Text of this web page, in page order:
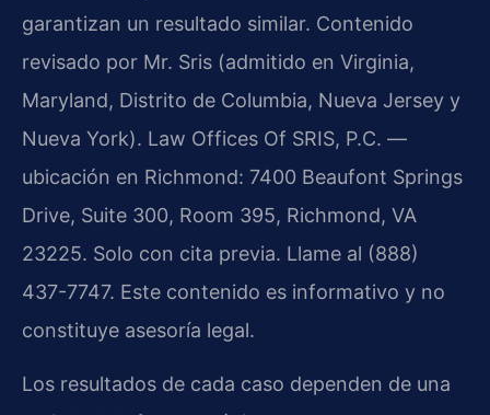
garantizan un resultado similar. Contenido
revisado por Mr. Sris (admitido en Virginia,
Maryland, Distrito de Columbia, Nueva Jersey y
Nueva York). Law Offices Of SRIS, P.C. —
ubicación en Richmond: 7400 Beaufont Springs
Drive, Suite 300, Room 395, Richmond, VA
23225. Solo con cita previa. Llame al (888)
437-7747. Este contenido es informativo y no
constituye asesoría legal.
Los resultados de cada caso dependen de una